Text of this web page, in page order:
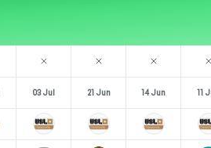
03 Jul 21 Jun 14 Jun 11